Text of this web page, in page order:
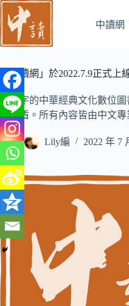
跳
至
主
內
容
中讀網
「中讀網」於2022.7.9正式上
繁體字的中華經典文化數位
力後盾。所有內容皆由中文
Lily編 2022 年 7